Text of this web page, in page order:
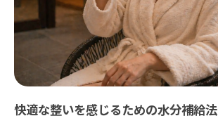
快適な整いを感じるための水分補給法